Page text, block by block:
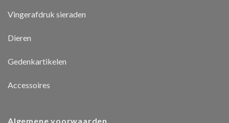
Vingerafdruk sieraden
Dieren
Gedenkartikelen
Accessoires
Algemene voorwaarden